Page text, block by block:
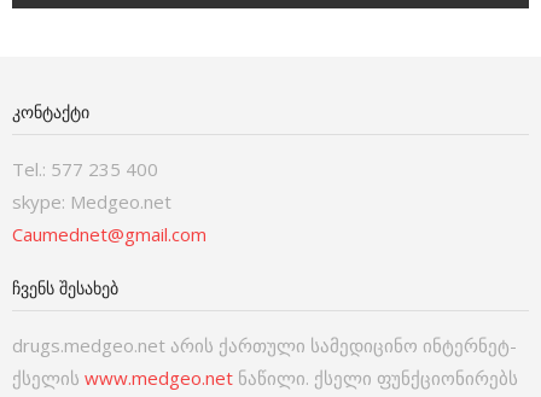
ᲙᲝᲜᲢᲐᲥᲢᲘ
Tel.: 577 235 400
skype: Medgeo.net
Caumednet@gmail.com
ᲩᲕᲔᲜᲡ ᲨᲔᲡᲐᲮᲔᲑ
drugs.medgeo.net არის ქართული სამედიცინო ინტერნეტ-
ქსელის www.medgeo.net ნაწილი. ქსელი ფუნქციონირებს